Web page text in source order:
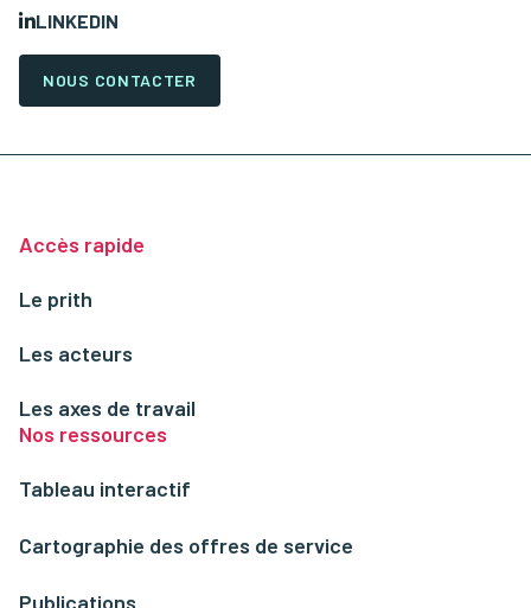
LINKEDIN
NOUS CONTACTER
Accès rapide
Le prith
Les acteurs
Les axes de travail
Nos ressources
Tableau interactif
Cartographie des offres de service
Publications